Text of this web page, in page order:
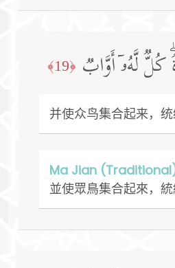
كُلࣱّ لَّهُۥۤ أَوَّابࣱ ﴿19﴾
并使众鸟集合起来，统
Ma Jian
並使眾鳥集合起來，統